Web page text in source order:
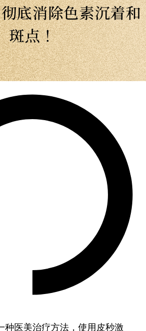
底消除色素沉着和
斑点！
种医美治疗方法，使用皮秒激